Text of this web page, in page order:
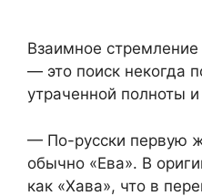
Взаимное
— это поиск некогда
утраченной полноты
— По-русски первую
обычно «Ева». В
как «Хава», что в